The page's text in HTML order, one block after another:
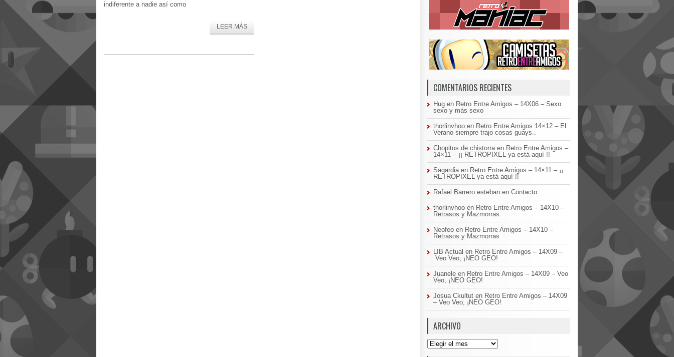
indiferente a nadie así como
LEER MÁS
COMENTARIOS RECIENTES
Hug en Retro Entre Amigos – 14X06 – Sexo
sexo y más sexo
thorlinvhoo en Retro Entre Amigos 14×12 – El
Verano siempre trajo cosas guays..
Chopitos de chistorraen Retro Entre Amigos –
14×11 – ¡¡ RETROPIXEL ya está aquí !!
Sagardiaen Retro Entre Amigos – 14×11 – ¡¡
RETROPIXEL ya está aquí !!
Rafael Barrero esteban en Contacto
thorlinvhoo en Retro Entre Amigos – 14X10 –
Retrasos y Mazmorras
Neofeo en Retro Entre Amigos – 14X10 –
Retrasos y Mazmorras
LIB Actual en Retro Entre Amigos – 14X09 –
Veo Veo, ¡NEO GEO!
Juanele en Retro Entre Amigos – 14X09 – Veo
Veo, ¡NEO GEO!
Josua Ckultut en Retro Entre Amigos – 14X09
– Veo Veo, ¡NEO GEO!
ARCHIVO
Archivo